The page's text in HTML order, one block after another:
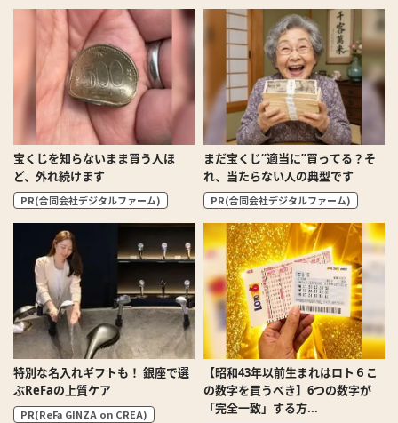
宝くじを知らないまま買う人ほ
ど、外れ続けます
PR(合同会社デジタルファーム)
まだ宝くじ“適当に”買ってる？そ
れ、当たらない人の典型です
PR(合同会社デジタルファーム)
特別な名入れギフトも！ 銀座で選
ぶReFaの上質ケア
PR(ReFa GINZA on CREA)
【昭和43年以前生まれはロト６こ
の数字を買うべき】6つの数字が
「完全一致」する方...